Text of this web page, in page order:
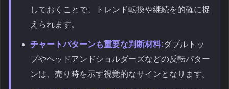
しておくことで、トレンド転換や継続を的確に捉
えられます。
チャートパターンも重要な判断材料:ダブルトッ
プやヘッドアンドショルダーズなどの反転パター
ンは、売り時を示す視覚的なサインとなります。